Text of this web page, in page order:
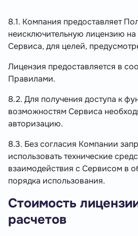
8.1. Компания предоставляет
неисключительную лицензию
Сервиса, для целей,
Лицензия предоставляется в
Правилами.
8.2. Для получения доступа к
возможностям Сервиса
авторизацию.
8.3. Без согласия Компании
использовать технические
взаимодействия с Сервисом в
порядка использования.
Стоимость
расчетов